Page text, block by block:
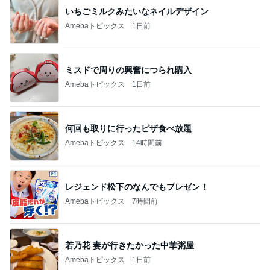
クロ 速攻で焼いて食べられる餃子
Amebaトピックス
記事を読む
トップブロガーランキング
ファッション
1
妻です。ママです。女
です。
eri.